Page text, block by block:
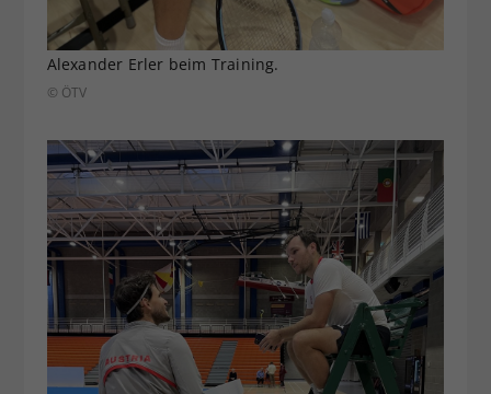
Alexander Erler beim Training.
© ÖTV